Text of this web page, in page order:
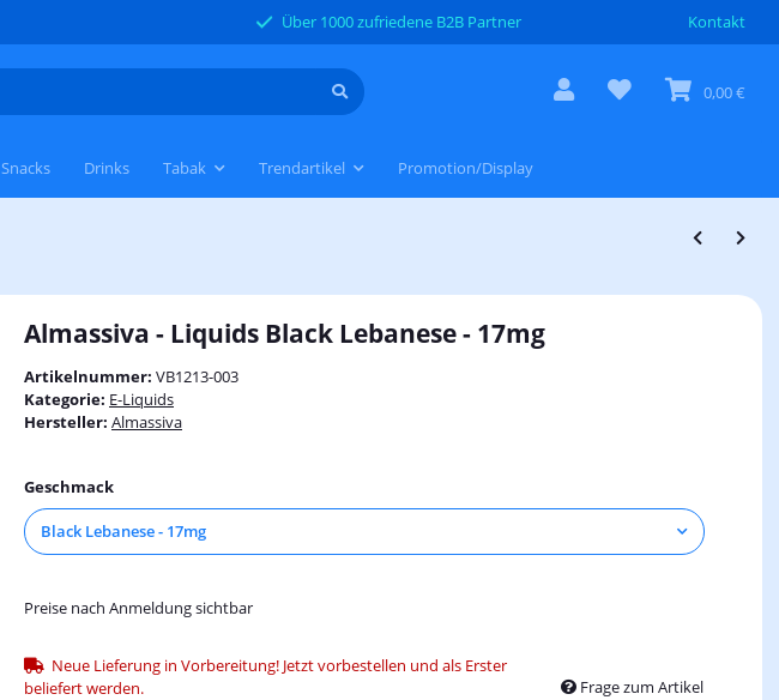
Kontakt
Über 1000 zufriedene B2B Partner
0,00 €
Snacks Drinks Tabak Trendartikel Promotion/Display
Almassiva - Liquids Black Lebanese - 17mg
Artikelnummer: VB1213-003
Kategorie: E-Liquids
Hersteller: Almassiva
Geschmack
Black Lebanese - 17mg
Preise nach Anmeldung sichtbar
Neue Lieferung in Vorbereitung! Jetzt vorbestellen und als Erster
beliefert werden.
Frage zum Artikel